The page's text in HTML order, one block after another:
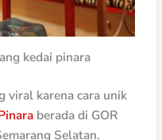
kedai pinara
viral karena cara unik
berada di GOR
Selatan.